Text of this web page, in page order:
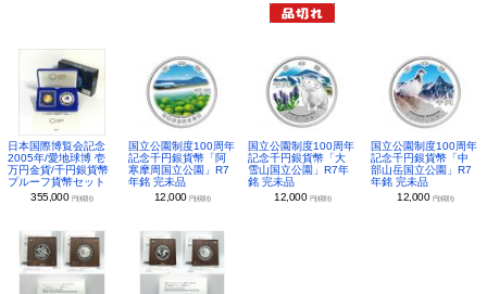
日本国際博覧会記念
2005年/愛地球博 壱
万円金貨/千円銀貨幣
プルーフ貨幣セット
355,000 円(税別)
国立公園制度100周年
記念千円銀貨幣「阿
寒摩周国立公園」R7
年銘 完未品
12,000 円(税別)
国立公園制度100周年
記念千円銀貨幣「大
雪山国立公園」R7年
銘 完未品
12,000 円(税別)
国立公園制度100周年
記念千円銀貨幣「中
部山岳国立公園」R7
年銘 完未品
12,000 円(税別)